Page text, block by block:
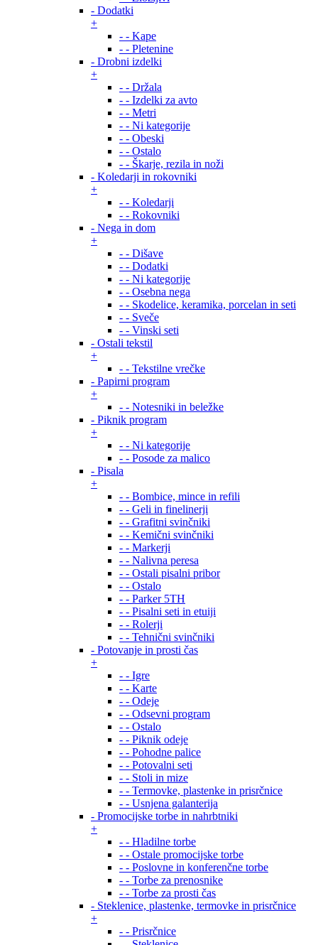
- Dodatki
+
- - Kape
- - Pletenine
- Drobni izdelki
+
- - Držala
- - Izdelki za avto
- - Metri
- - Ni kategorije
- - Obeski
- - Ostalo
- - Škarje, rezila in noži
- Koledarji in rokovniki
+
- - Koledarji
- - Rokovniki
- Nega in dom
+
- - Dišave
- - Dodatki
- - Ni kategorije
- - Osebna nega
- - Skodelice, keramika, porcelan in seti
- - Sveče
- - Vinski seti
- Ostali tekstil
+
- - Tekstilne vrečke
- Papirni program
+
- - Notesniki in beležke
- Piknik program
+
- - Ni kategorije
- - Posode za malico
- Pisala
+
- - Bombice, mince in refili
- - Geli in finelinerji
- - Grafitni svinčniki
- - Kemični svinčniki
- - Markerji
- - Nalivna peresa
- - Ostali pisalni pribor
- - Ostalo
- - Parker 5TH
- - Pisalni seti in etuiji
- - Rolerji
- - Tehnični svinčniki
- Potovanje in prosti čas
+
- - Igre
- - Karte
- - Odeje
- - Odsevni program
- - Ostalo
- - Piknik odeje
- - Pohodne palice
- - Potovalni seti
- - Stoli in mize
- - Termovke, plastenke in prisrčnice
- - Usnjena galanterija
- Promocijske torbe in nahrbtniki
+
- - Hladilne torbe
- - Ostale promocijske torbe
- - Poslovne in konferenčne torbe
- - Torbe za prenosnike
- - Torbe za prosti čas
- Steklenice, plastenke, termovke in prisrčnice
+
- - Prisrčnice